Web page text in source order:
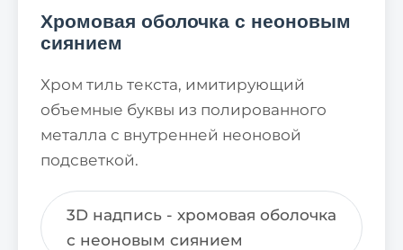
Хромовая оболочка с неоновым
сиянием
Хром тиль текста, имитирующий
объемные буквы из полированного
металла с внутренней неоновой
подсветкой.
3D надпись - хромовая оболочка
с неоновым сиянием